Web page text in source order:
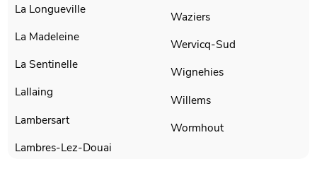
La Longueville
La Madeleine
La Sentinelle
Lallaing
Lambersart
Lambres-Lez-Douai
Waziers
Wervicq-Sud
Wignehies
Willems
Wormhout